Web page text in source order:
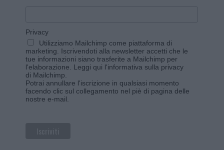
Privacy
Utilizziamo Mailchimp come piattaforma di
marketing. Iscrivendoti alla newsletter accetti che le
tue informazioni siano trasferite a Mailchimp per
l'elaborazione. Leggi qui l'informativa sulla privacy
di Mailchimp
Potrai annullare l'iscrizione in qualsiasi momento
facendo clic sul collegamento nel piè di pagina delle
nostre e-mail.